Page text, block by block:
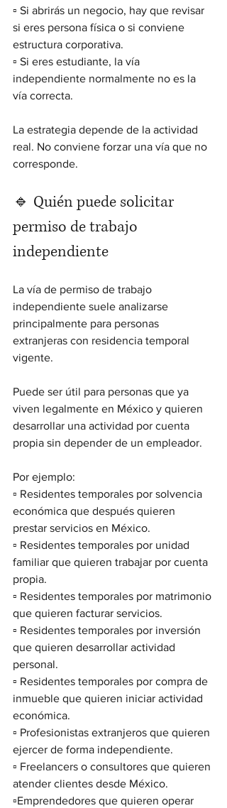
▫️ Si abrirás un negocio, hay que revisar
si eres persona física o si conviene
estructura corporativa.
▫️ Si eres estudiante, la vía
independiente normalmente no es la
vía correcta.
La estrategia depende de la actividad
real. No conviene forzar una vía que no
corresponde.
🔹 Quién puede solicitar
permiso de trabajo
independiente
La vía de permiso de trabajo
independiente suele analizarse
principalmente para personas
extranjeras con residencia temporal
vigente.
Puede ser útil para personas que ya
viven legalmente en México y quieren
desarrollar una actividad por cuenta
propia sin depender de un empleador.
Por ejemplo:
▫️ Residentes temporales por solvencia
económica que después quieren
prestar servicios en México.
▫️ Residentes temporales por unidad
familiar que quieren trabajar por cuenta
propia.
▫️ Residentes temporales por matrimonio
que quieren facturar servicios.
▫️ Residentes temporales por inversión
que quieren desarrollar actividad
personal.
▫️ Residentes temporales por compra de
inmueble que quieren iniciar actividad
económica.
▫️ Profesionistas extranjeros que quieren
ejercer de forma independiente.
▫️ Freelancers o consultores que quieren
atender clientes desde México.
▫️Emprendedores que quieren operar